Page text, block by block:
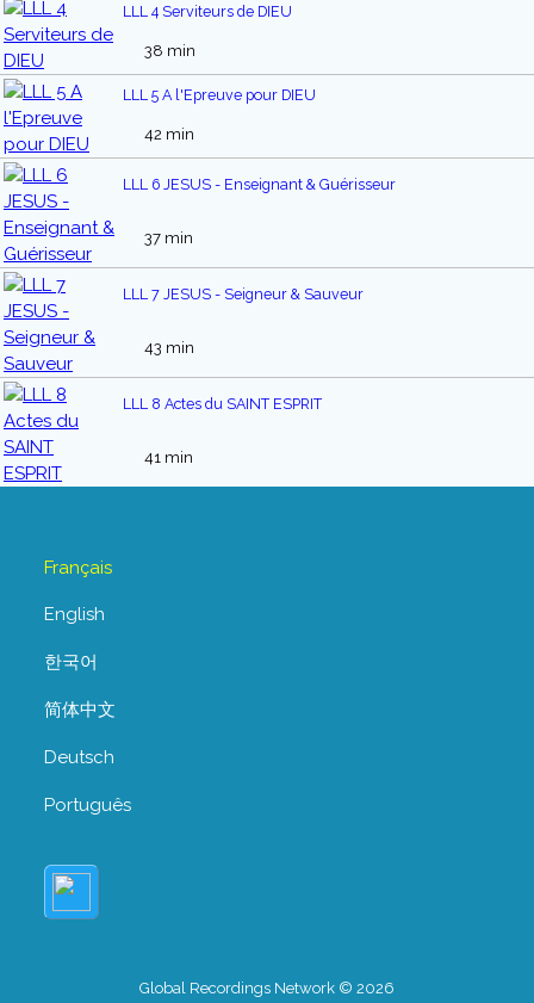
LLL 4 Serviteurs de DIEU
38 min
LLL 5 A l'Epreuve pour DIEU
42 min
LLL 6 JESUS - Enseignant & Guérisseur
37 min
LLL 7 JESUS - Seigneur & Sauveur
43 min
LLL 8 Actes du SAINT ESPRIT
41 min
Français
English
한국어
简体中文
Deutsch
Português
Global Recordings Network © 2026